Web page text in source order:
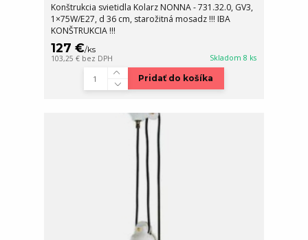
Konštrukcia svietidla Kolarz NONNA - 731.32.0, GV3,
1×75W/E27, d 36 cm, starožitná mosadz !!! IBA
KONŠTRUKCIA !!!
127 €/ks
103,25 € bez DPH Skladom 8 ks
Pridať do košíka